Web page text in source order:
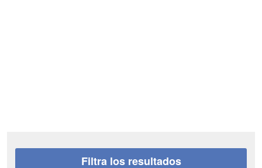
Filtra los resultados